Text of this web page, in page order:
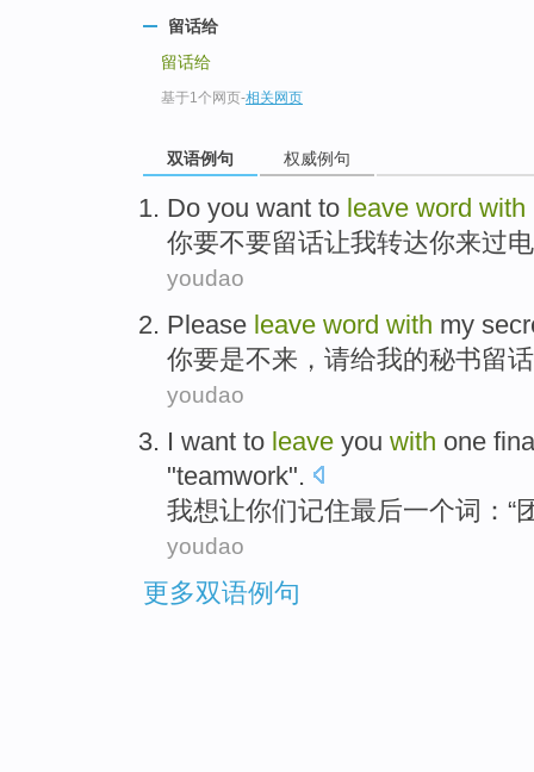
留话给
留话给
基于1个网页-相关网页
双语例句 权威例句
Do you want to leave word with
你要不要留话让我转达你来过
youdao
Please leave word with my
你要是不来 ， 请给我的秘书留话
youdao
I want to leave you with one
"teamwork".
我想让你们记住最后一个词 ：“
youdao
更多双语例句